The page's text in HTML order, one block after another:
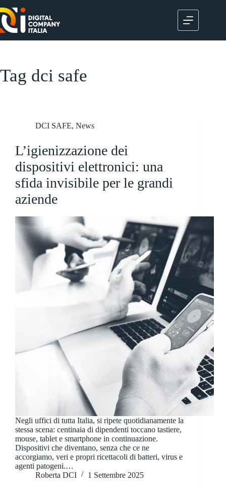
al
contenuto
Tag dci safe
DCI SAFE, News
L’igienizzazione dei
dispositivi elettronici: una
sfida invisibile per le grandi
aziende
Negli uffici di tutta Italia, si ripete quotidianamente la
stessa scena: centinaia di dipendenti toccano tastiere,
mouse, tablet e smartphone in continuazione.
Dispositivi che diventano, senza che ce ne
accorgiamo, veri e propri ricettacoli di batteri, virus e
agenti patogeni.…
Roberta DCI
1 Settembre 2025